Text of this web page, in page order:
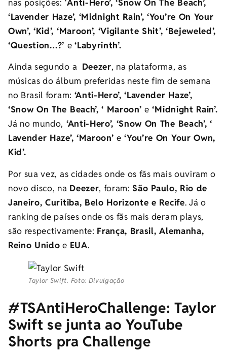
nas posições: ‘Anti-Hero’, ‘Snow On The Beach’,
‘Lavender Haze’, ‘Midnight Rain’, ‘You’re On Your
Own’, ‘Kid’, ‘Maroon’, ‘Vigilante Shit’, ‘Bejeweled’,
‘Question…?’ e‘Labyrinth’.
Ainda segundo a Deezer, na plataforma, as
músicas do álbum preferidas neste fim de semana
no Brasil foram: ‘Anti-Hero’, ‘Lavender Haze’,
‘Snow On The Beach’, ‘ Maroon’e ‘Midnight Rain’.
Já no mundo, ‘Anti-Hero’, ‘Snow On The Beach’, ‘
Lavender Haze’, ‘Maroon’ e ‘You’re On Your Own,
Kid’.
Por sua vez, as cidades onde os fãs mais ouviram o
novo disco, na Deezer, foram:São Paulo, Rio de
Janeiro, Curitiba, Belo Horizonte e Recife. Já o
ranking de países onde os fãs mais deram plays,
são respectivamente: França, Brasil, Alemanha,
Reino Unido e EUA.
Taylor Swift. Foto: Divulgação
#TSAntiHeroChallenge: Taylor
Swift se junta ao YouTube
Shorts pra Challenge